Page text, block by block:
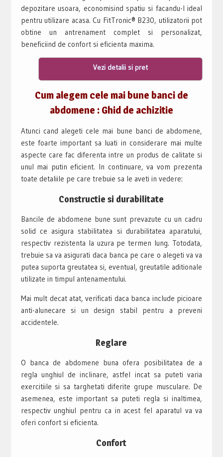
depozitare usoara, economisind spatiu si facandu-l ideal
pentru utilizare acasa. Cu FitTronic® B230, utilizatorii pot
obtine un antrenament complet si personalizat,
beneficiind de confort si eficienta maxima.
Vezi detalii si pret
Cum alegem cele mai bune banci de
abdomene : Ghid de achizitie
Atunci cand alegeti cele mai bune banci de abdomene,
este foarte important sa luati in considerare mai multe
aspecte care fac diferenta intre un produs de calitate si
unul mai putin eficient. In continuare, va vom prezenta
toate detaliile pe care trebuie sa le aveti in vedere:
Constructie si durabilitate
Bancile de abdomene bune sunt prevazute cu un cadru
solid ce asigura stabilitatea si durabilitatea aparatului,
respectiv rezistenta la uzura pe termen lung. Totodata,
trebuie sa va asigurati daca banca pe care o alegeti va va
putea suporta greutatea si, eventual, greutatile aditionale
utilizate in timpul antenamentului.
Mai mult decat atat, verificati daca banca include picioare
anti-alunecare si un design stabil pentru a preveni
accidentele.
Reglare
O banca de abdomene buna ofera posibilitatea de a
regla unghiul de inclinare, astfel incat sa puteti varia
exercitiile si sa targhetati diferite grupe musculare. De
asemenea, este important sa puteti regla si inaltimea,
respectiv unghiul pentru ca in acest fel aparatul va va
oferi confort si eficienta.
Confort